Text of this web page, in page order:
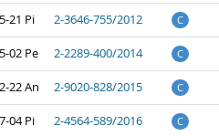
21 Pi 2-3646-755/2012 C
02 Pe 2-2289-400/2014 C
22 An 2-9020-828/2015 C
04 Pi 2-4564-589/2016 C